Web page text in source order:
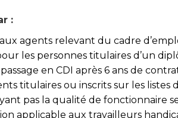
:
agents relevant du cadre
les personnes titulaires d’un
en CDI après 6 ans de
titulaires ou inscrits sur les listes
pas la qualité de fonctionnaire
applicable aux travailleurs